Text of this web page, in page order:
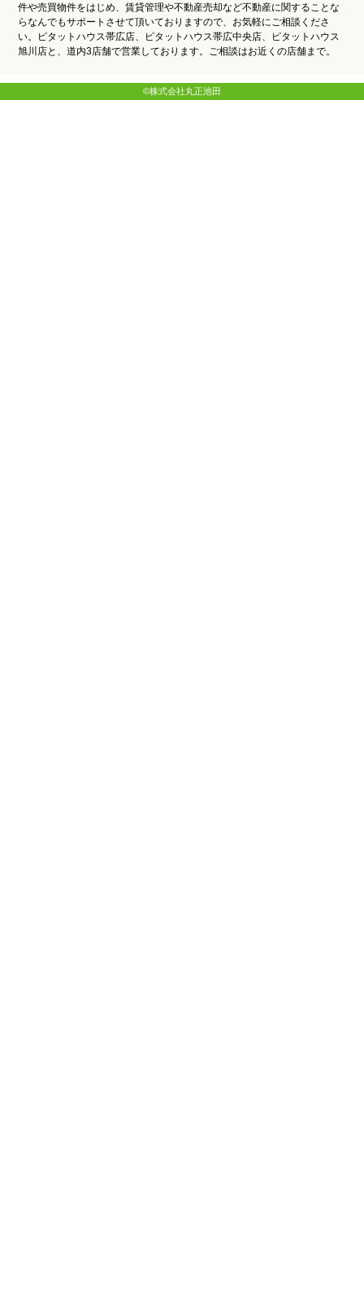
件や売買物件をはじめ、賃貸管理や不動産売却など不動産に関することな
らなんでもサポートさせて頂いておりますので、お気軽にご相談くださ
い。ピタットハウス帯広店、ピタットハウス帯広中央店、ピタットハウス
旭川店と、道内3店舗で営業しております。ご相談はお近くの店舗まで。
©株式会社丸正池田